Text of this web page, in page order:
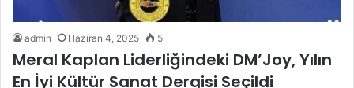
admin Haziran 4, 2025 5
Meral Kaplan Liderliğindeki DM’Joy, Yılın
En İyi Kültür Sanat Dergisi Seçildi